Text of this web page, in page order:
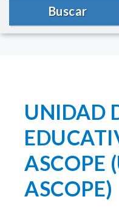
Buscar
UNIDAD
ASCOPE
ASCOPE)